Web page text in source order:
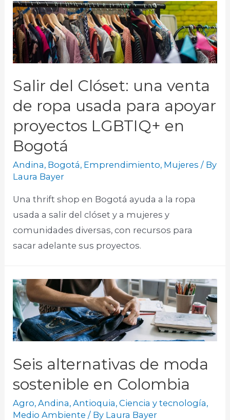
Salir del Clóset: una venta
de ropa usada para apoyar
proyectos LGBTIQ+ en
Bogotá
Andina, Bogotá, Emprendimiento, Mujeres / By
Laura Bayer
Una thrift shop en Bogotá ayuda a la ropa
usada a salir del clóset y a mujeres y
comunidades diversas, con recursos para
sacar adelante sus proyectos.
Seis alternativas de moda
sostenible en Colombia
Agro,Andina,Antioquia,Ciencia y tecnología,
Medio Ambiente / By Laura Bayer